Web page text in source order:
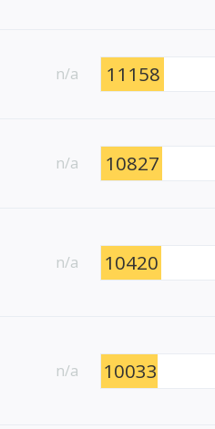
n/a 11158
n/a 10827
n/a 10420
n/a 10033